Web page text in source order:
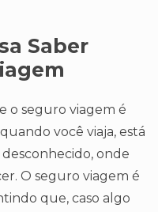
Saber
o seguro viagem é
você viaja, está
onde
O seguro viagem é
que, caso algo